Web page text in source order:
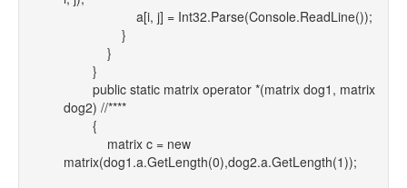
a[i, j] = Int32.Parse(Console.ReadLine());
}
}
}
public static matrix operator *(matrix dog1, matrix
dog2) //****
{
matrix c = new
matrix(dog1.a.GetLength(0),dog2.a.GetLength(1));